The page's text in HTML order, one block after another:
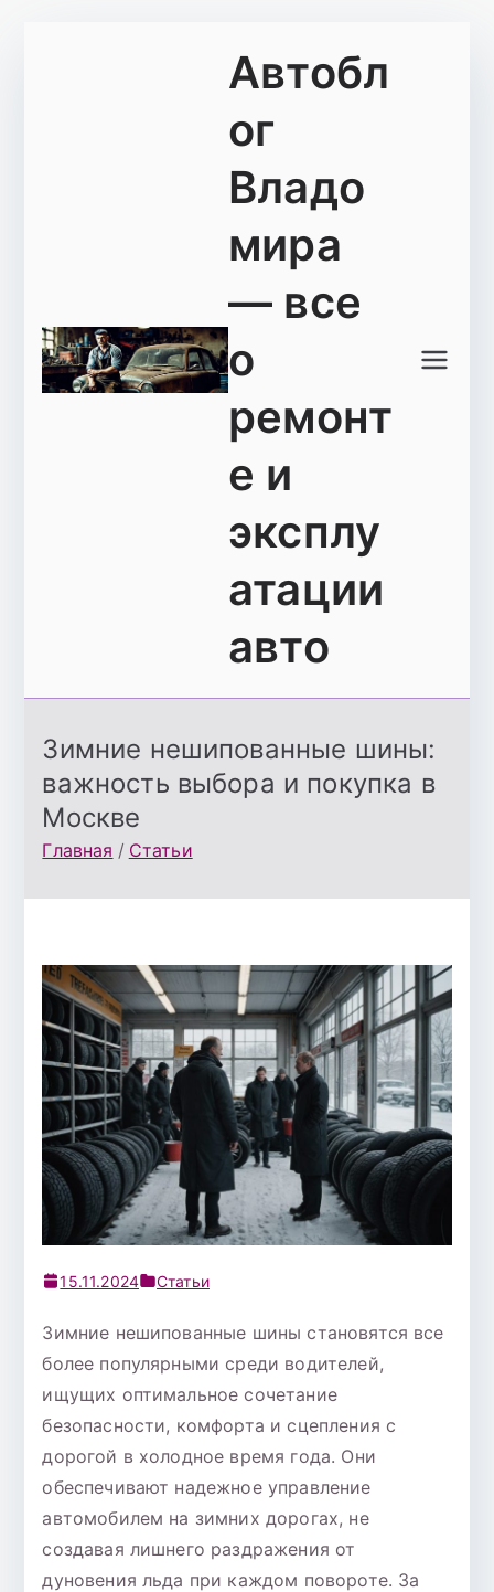
Автобл
ог
Владо
мира
— все
о
ремонт
е и
эксплу
атации
авто
Зимние нешипованные шины:
важность выбора и покупка в
Москве
Главная Статьи
15.11.2024 Статьи
Зимние нешипованные шины становятся все
более популярными среди водителей,
ищущих оптимальное сочетание
безопасности, комфорта и сцепления с
дорогой в холодное время года. Они
обеспечивают надежное управление
автомобилем на зимних дорогах, не
создавая лишнего раздражения от
дуновения льда при каждом повороте. За